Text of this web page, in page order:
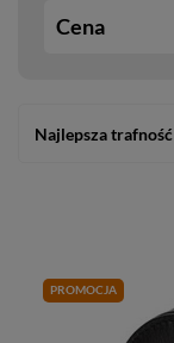
Cena
Najlepsza trafność
PROMOCJA